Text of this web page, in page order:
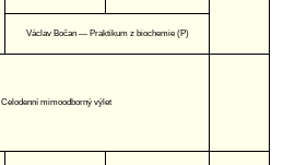
Václav Bočan — Praktikum z biochemie (P)
Celodenní mimoodborný výlet